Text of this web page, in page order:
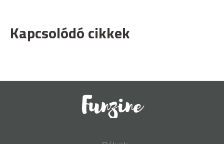
Kapcsolódó cikkek